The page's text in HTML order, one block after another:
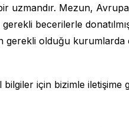
uzmandır. Mezun,
becerilerle
gerekli olduğu kurumlarda
için bizimle iletişime